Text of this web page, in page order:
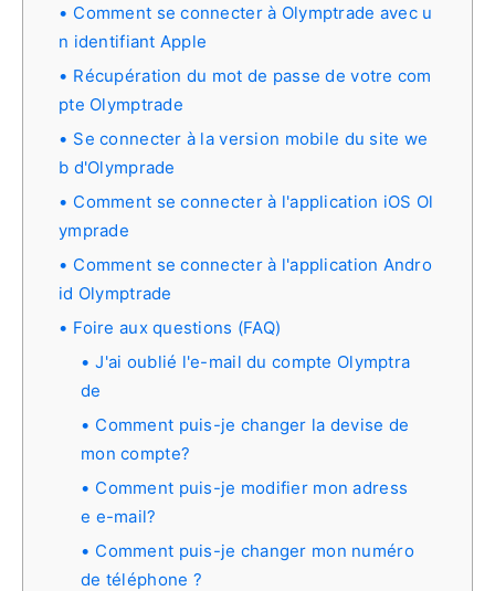
Comment se connecter à Olymptrade avec u
n identifiant Apple
Récupération du mot de passe de votre com
pte Olymptrade
Se connecter à la version mobile du site we
b d'Olymprade
Comment se connecter à l'application iOS Ol
ymprade
Comment se connecter à l'application Andro
id Olymptrade
Foire aux questions (FAQ)
J'ai oublié l'e-mail du compte Olymptra
de
Comment puis-je changer la devise de
mon compte?
Comment puis-je modifier mon adress
e e-mail?
Comment puis-je changer mon numéro
de téléphone ?